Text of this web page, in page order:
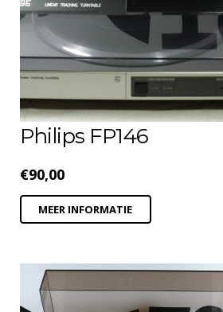
Philips FP146
€90,00
MEER INFORMATIE